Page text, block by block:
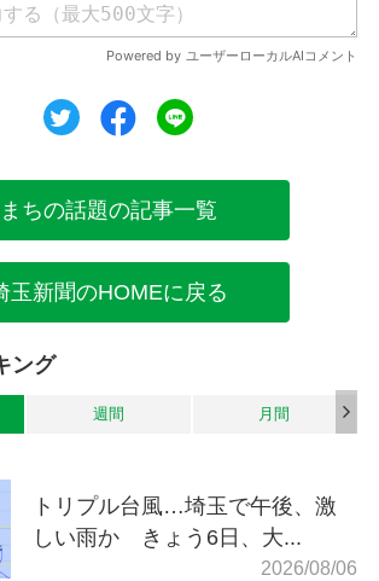
ツイートシェア
まちの話題の記事一覧
玉新聞のHOMEに戻る
ング
週間 月間
トリプル台風…埼玉で午後、激
しい雨か きょう6日、大...
2026/08/06